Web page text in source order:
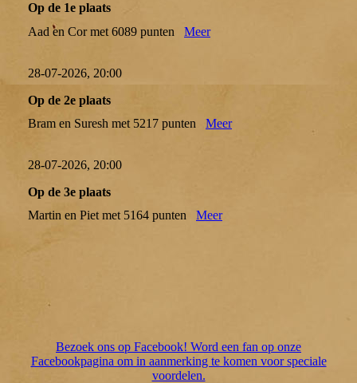
Op de 1e plaats
Aad en Cor met 6089 punten Meer
28-07-2026, 20:00
Op de 2e plaats
Bram en Suresh met 5217 punten Meer
28-07-2026, 20:00
Op de 3e plaats
Martin en Piet met 5164 punten Meer
Bezoek ons op Facebook! Word een fan op onze
Facebookpagina om in aanmerking te komen voor speciale
voordelen.